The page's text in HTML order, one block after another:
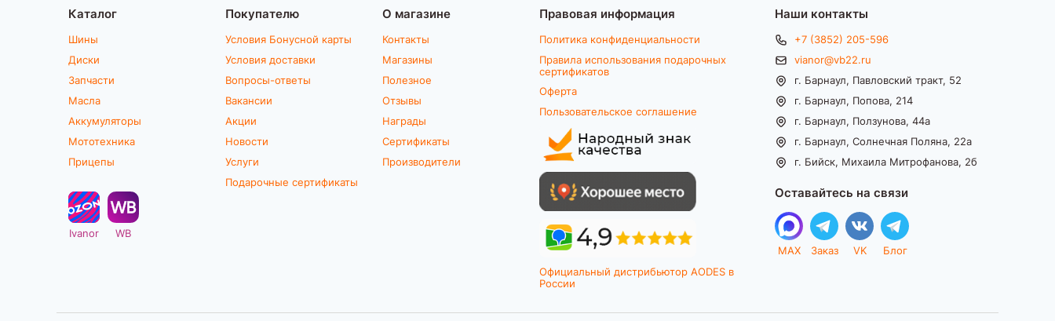
Каталог
Шины
Диски
Запчасти
Масла
Аккумуляторы
Мототехника
Прицепы
Ivanor WB
Покупателю
Условия Бонусной карты
Условия доставки
Вопросы-ответы
Вакансии
Акции
Новости
Услуги
Подарочные сертификаты
О магазине
Контакты
Магазины
Полезное
Отзывы
Награды
Сертификаты
Производители
Правовая информация
Политика конфиденциальности
Правила использования подарочных
сертификатов
Оферта
Пользовательское соглашение
Официальный дистрибьютор AODES в
России
Наши контакты
+7 (3852) 205-596
vianor@vb22.ru
г. Барнаул, Павловский тракт, 52
г. Барнаул, Попова, 214
г. Барнаул, Ползунова, 44а
г. Барнаул, Солнечная Поляна, 22а
г. Бийск, Михаила Митрофанова, 2б
Оставайтесь на связи
MAX Заказ VK Блог